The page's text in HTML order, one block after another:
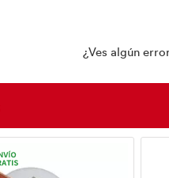
¿Ves algún